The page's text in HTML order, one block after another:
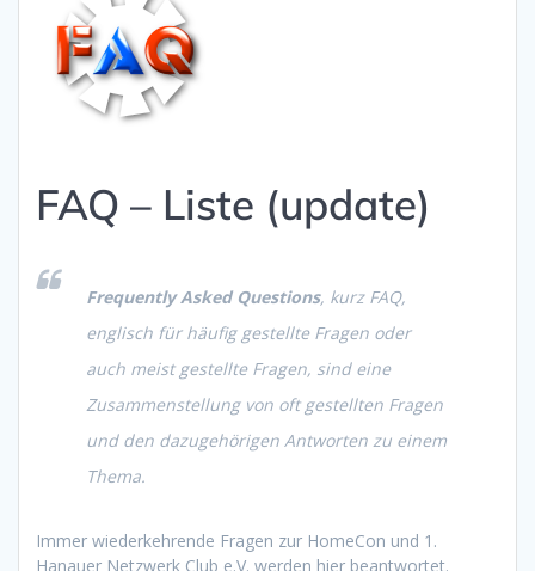
FAQ – Liste (update)
Frequently Asked Questions, kurz FAQ,
englisch für häufig gestellte Fragen oder
auch meist gestellte Fragen, sind eine
Zusammenstellung von oft gestellten Fragen
und den dazugehörigen Antworten zu einem
Thema.
Immer wiederkehrende Fragen zur HomeCon und 1.
Hanauer Netzwerk Club e.V. werden hier beantwortet.